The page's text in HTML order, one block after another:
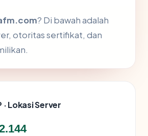
? Di bawah adalah
otoritas sertifikat, dan
Lokasi Server